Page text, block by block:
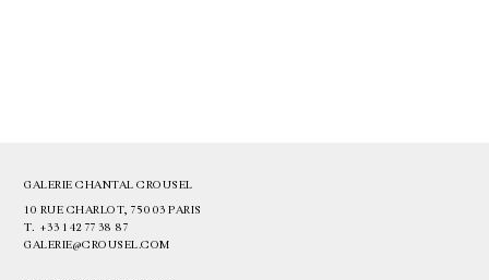
GALERIE CHANTAL CROUSEL
10 RUE CHARLOT, 75003 PARIS
T. +33 1 42 77 38 87
GALERIE@CROUSEL.COM